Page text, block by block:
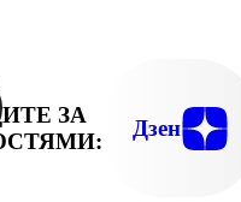
ЗА
Дзен